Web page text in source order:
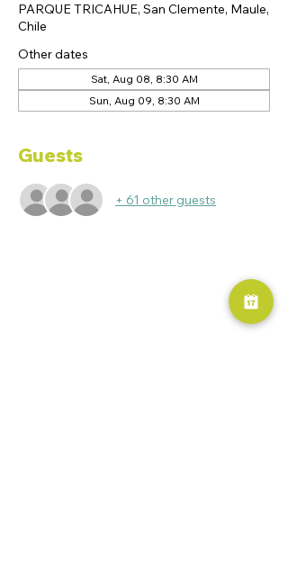
PARQUE TRICAHUE, San Clemente, Maule,
Chile
Other dates
Sat, Aug 08, 8:30 AM
Sun, Aug 09, 8:30 AM
Guests
+ 61 other guests